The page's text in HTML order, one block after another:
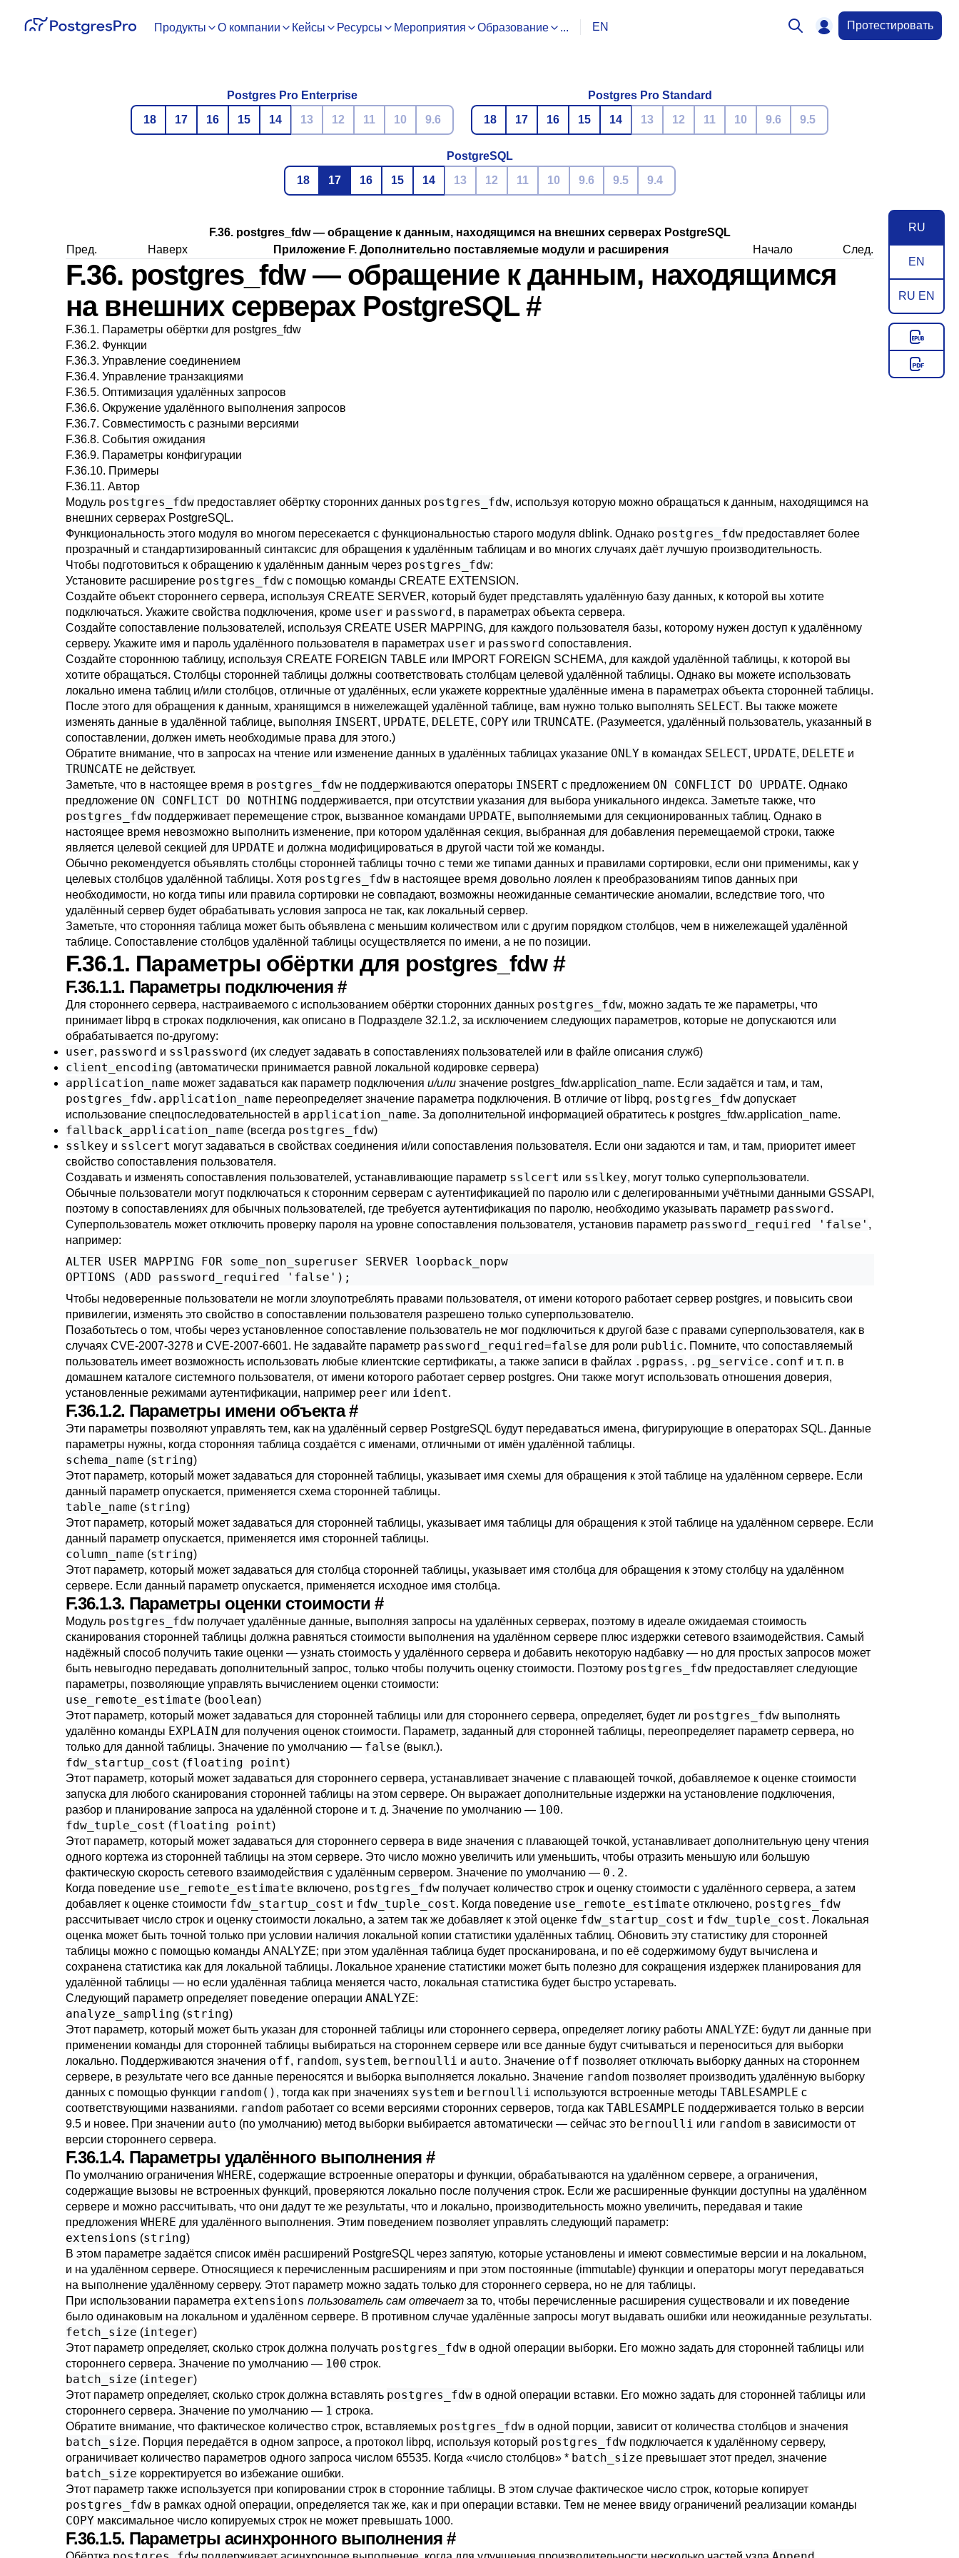
Продукты О компании Кейсы Ресурсы Мероприятия Образование ... EN Протестировать
Postgres Pro Enterprise
18
17 16 15 14 13 12 11 10 9.6
Postgres Pro Standard
18
17 16 15 14 13 12 11 10 9.6 9.5
PostgreSQL
18
17 16 15 14 13 12 11 10 9.6 9.5 9.4
RU
EN
RU EN
F.36. postgres_fdw — обращение к данным, находящимся на внешних серверах PostgreSQL
Пред.
Наверх Приложение F. Дополнительно поставляемые модули и расширения Начало След.
F.36. postgres_fdw — обращение к данным, находящимся
на внешних серверах PostgreSQL #
F.36.1. Параметры обёртки для postgres_fdw
F.36.2. Функции
F.36.3. Управление соединением
F.36.4. Управление транзакциями
F.36.5. Оптимизация удалённых запросов
F.36.6. Окружение удалённого выполнения запросов
F.36.7. Совместимость с разными версиями
F.36.8. События ожидания
F.36.9. Параметры конфигурации
F.36.10. Примеры
F.36.11. Автор
Модуль postgres_fdw предоставляет обёртку сторонних данных postgres_fdw, используя которую можно обращаться к данным, находящимся на
внешних серверах PostgreSQL.
Функциональность этого модуля во многом пересекается с функциональностью старого модуля dblink. Однако postgres_fdw предоставляет более
прозрачный и стандартизированный синтаксис для обращения к удалённым таблицам и во многих случаях даёт лучшую производительность.
Чтобы подготовиться к обращению к удалённым данным через postgres_fdw:
Установите расширение postgres_fdw с помощью команды CREATE EXTENSION .
Создайте объект стороннего сервера, используя CREATE SERVER, который будет представлять удалённую базу данных, к которой вы хотите
подключаться. Укажите свойства подключения, кроме user и password, в параметрах объекта сервера.
Создайте сопоставление пользователей, используя CREATE USER MAPPING, для каждого пользователя базы, которому нужен доступ к удалённому
серверу. Укажите имя и пароль удалённого пользователя в параметрах user и password сопоставления.
Создайте стороннюю таблицу, используя CREATE FOREIGN TABLE или IMPORT FOREIGN SCHEMA, для каждой удалённой таблицы, к которой вы
хотите обращаться. Столбцы сторонней таблицы должны соответствовать столбцам целевой удалённой таблицы. Однако вы можете использовать
локально имена таблиц и/или столбцов, отличные от удалённых, если укажете корректные удалённые имена в параметрах объекта сторонней таблицы.
После этого для обращения к данным, хранящимся в нижележащей удалённой таблице, вам нужно только выполнять SELECT. Вы также можете
изменять данные в удалённой таблице, выполняя INSERT, UPDATE, DELETE, COPY или TRUNCATE. (Разумеется, удалённый пользователь, указанный в
сопоставлении, должен иметь необходимые права для этого.)
Обратите внимание, что в запросах на чтение или изменение данных в удалённых таблицах указание ONLY в командах SELECT, UPDATE, DELETE и
TRUNCATE не действует.
Заметьте, что в настоящее время в postgres_fdw не поддерживаются операторы INSERT с предложением ON CONFLICT DO UPDATE. Однако
предложение ON CONFLICT DO NOTHING поддерживается, при отсутствии указания для выбора уникального индекса. Заметьте также, что
postgres_fdw поддерживает перемещение строк, вызванное командами UPDATE, выполняемыми для секционированных таблиц. Однако в
настоящее время невозможно выполнить изменение, при котором удалённая секция, выбранная для добавления перемещаемой строки, также
является целевой секцией для UPDATE и должна модифицироваться в другой части той же команды.
Обычно рекомендуется объявлять столбцы сторонней таблицы точно с теми же типами данных и правилами сортировки, если они применимы, как у
целевых столбцов удалённой таблицы. Хотя postgres_fdw в настоящее время довольно лоялен к преобразованиям типов данных при
необходимости, но когда типы или правила сортировки не совпадают, возможны неожиданные семантические аномалии, вследствие того, что
удалённый сервер будет обрабатывать условия запроса не так, как локальный сервер.
Заметьте, что сторонняя таблица может быть объявлена с меньшим количеством или с другим порядком столбцов, чем в нижележащей удалённой
таблице. Сопоставление столбцов удалённой таблицы осуществляется по имени, а не по позиции.
F.36.1. Параметры обёртки для postgres_fdw#
F.36.1.1. Параметры подключения #
Для стороннего сервера, настраиваемого с использованием обёртки сторонних данных postgres_fdw, можно задать те же параметры, что
принимает libpq в строках подключения, как описано в Подразделе 32.1.2, за исключением следующих параметров, которые не допускаются или
обрабатывается по-другому:
user, password и sslpassword (их следует задавать в сопоставлениях пользователей или в файле описания служб)
client_encoding (автоматически принимается равной локальной кодировке сервера)
application_name может задаваться как параметр подключения и/или значение postgres_fdw.application_name. Если задаётся и там, и там,
postgres_fdw.application_name переопределяет значение параметра подключения. В отличие от libpq, postgres_fdw допускает
использование спецпоследовательностей в application_name. За дополнительной информацией обратитесь к postgres_fdw.application_name.
fallback_application_name (всегда postgres_fdw)
sslkey и sslcert могут задаваться в свойствах соединения и/или сопоставления пользователя. Если они задаются и там, и там, приоритет имеет
свойство сопоставления пользователя.
Создавать и изменять сопоставления пользователей, устанавливающие параметр sslcert или sslkey, могут только суперпользователи.
Обычные пользователи могут подключаться к сторонним серверам с аутентификацией по паролю или с делегированными учётными данными GSSAPI,
поэтому в сопоставлениях для обычных пользователей, где требуется аутентификация по паролю, необходимо указывать параметр password.
Суперпользователь может отключить проверку пароля на уровне сопоставления пользователя, установив параметр password_required 'false' ,
например:
ALTER USER MAPPING FOR some_non_superuser SERVER loopback_nopw
OPTIONS (ADD password_required 'false');
Чтобы недоверенные пользователи не могли злоупотреблять правами пользователя, от имени которого работает сервер postgres, и повысить свои
привилегии, изменять это свойство в сопоставлении пользователя разрешено только суперпользователю.
Позаботьтесь о том, чтобы через установленное сопоставление пользователь не мог подключиться к другой базе с правами суперпользователя, как в
случаях CVE-2007-3278 и CVE-2007-6601. Не задавайте параметр password_required=false для роли public. Помните, что сопоставляемый
пользователь имеет возможность использовать любые клиентские сертификаты, а также записи в файлах .pgpass, .pg_service.conf и т. п. в
домашнем каталоге системного пользователя, от имени которого работает сервер postgres. Они также могут использовать отношения доверия,
установленные режимами аутентификации, например peer или ident.
F.36.1.2. Параметры имени объекта#
Эти параметры позволяют управлять тем, как на удалённый сервер PostgreSQL будут передаваться имена, фигурирующие в операторах SQL. Данные
параметры нужны, когда сторонняя таблица создаётся с именами, отличными от имён удалённой таблицы.
schema_name (string)
Этот параметр, который может задаваться для сторонней таблицы, указывает имя схемы для обращения к этой таблице на удалённом сервере. Если
данный параметр опускается, применяется схема сторонней таблицы.
table_name (string)
Этот параметр, который может задаваться для сторонней таблицы, указывает имя таблицы для обращения к этой таблице на удалённом сервере. Если
данный параметр опускается, применяется имя сторонней таблицы.
column_name (string)
Этот параметр, который может задаваться для столбца сторонней таблицы, указывает имя столбца для обращения к этому столбцу на удалённом
сервере. Если данный параметр опускается, применяется исходное имя столбца.
F.36.1.3. Параметры оценки стоимости #
Модуль postgres_fdw получает удалённые данные, выполняя запросы на удалённых серверах, поэтому в идеале ожидаемая стоимость
сканирования сторонней таблицы должна равняться стоимости выполнения на удалённом сервере плюс издержки сетевого взаимодействия. Самый
надёжный способ получить такие оценки — узнать стоимость у удалённого сервера и добавить некоторую надбавку — но для простых запросов может
быть невыгодно передавать дополнительный запрос, только чтобы получить оценку стоимости. Поэтому postgres_fdw предоставляет следующие
параметры, позволяющие управлять вычислением оценки стоимости:
use_remote_estimate (boolean)
Этот параметр, который может задаваться для сторонней таблицы или для стороннего сервера, определяет, будет ли postgres_fdw выполнять
удалённо команды EXPLAIN для получения оценок стоимости. Параметр, заданный для сторонней таблицы, переопределяет параметр сервера, но
только для данной таблицы. Значение по умолчанию — false (выкл.).
fdw_startup_cost (floating point)
Этот параметр, который может задаваться для стороннего сервера, устанавливает значение с плавающей точкой, добавляемое к оценке стоимости
запуска для любого сканирования сторонней таблицы на этом сервере. Он выражает дополнительные издержки на установление подключения,
разбор и планирование запроса на удалённой стороне и т. д. Значение по умолчанию — 100.
fdw_tuple_cost (floating point)
Этот параметр, который может задаваться для стороннего сервера в виде значения с плавающей точкой, устанавливает дополнительную цену чтения
одного кортежа из сторонней таблицы на этом сервере. Это число можно увеличить или уменьшить, чтобы отразить меньшую или большую
фактическую скорость сетевого взаимодействия с удалённым сервером. Значение по умолчанию — 0.2.
Когда поведение use_remote_estimate включено, postgres_fdw получает количество строк и оценку стоимости с удалённого сервера, а затем
добавляет к оценке стоимости fdw_startup_cost и fdw_tuple_cost. Когда поведение use_remote_estimate отключено, postgres_fdw
рассчитывает число строк и оценку стоимости локально, а затем так же добавляет к этой оценке fdw_startup_cost и fdw_tuple_cost. Локальная
оценка может быть точной только при условии наличия локальной копии статистики удалённых таблиц. Обновить эту статистику для сторонней
таблицы можно с помощью команды ANALYZE; при этом удалённая таблица будет просканирована, и по её содержимому будут вычислена и
сохранена статистика как для локальной таблицы. Локальное хранение статистики может быть полезно для сокращения издержек планирования для
удалённой таблицы — но если удалённая таблица меняется часто, локальная статистика будет быстро устаревать.
Следующий параметр определяет поведение операции ANALYZE:
analyze_sampling (string)
Этот параметр, который может быть указан для сторонней таблицы или стороннего сервера, определяет логику работы ANALYZE: будут ли данные при
применении команды для сторонней таблицы выбираться на стороннем сервере или все данные будут считываться и переноситься для выборки
локально. Поддерживаются значения off, random, system, bernoulli и auto. Значение off позволяет отключать выборку данных на стороннем
сервере, в результате чего все данные переносятся и выборка выполняется локально. Значение random позволяет производить удалённую выборку
данных с помощью функции random() , тогда как при значениях system и bernoulli используются встроенные методы TABLESAMPLE с
соответствующими названиями. random работает со всеми версиями сторонних серверов, тогда как TABLESAMPLE поддерживается только в версии
9.5 и новее. При значении auto (по умолчанию) метод выборки выбирается автоматически — сейчас это bernoulli или random в зависимости от
версии стороннего сервера.
F.36.1.4. Параметры удалённого выполнения #
По умолчанию ограничения WHERE, содержащие встроенные операторы и функции, обрабатываются на удалённом сервере, а ограничения,
содержащие вызовы не встроенных функций, проверяются локально после получения строк. Если же расширенные функции доступны на удалённом
сервере и можно рассчитывать, что они дадут те же результаты, что и локально, производительность можно увеличить, передавая и такие
предложения WHERE для удалённого выполнения. Этим поведением позволяет управлять следующий параметр:
extensions (string)
В этом параметре задаётся список имён расширений PostgreSQL через запятую, которые установлены и имеют совместимые версии и на локальном,
и на удалённом сервере. Относящиеся к перечисленным расширениям и при этом постоянные (immutable) функции и операторы могут передаваться
на выполнение удалённому серверу. Этот параметр можно задать только для стороннего сервера, но не для таблицы.
При использовании параметра extensions пользователь сам отвечает за то, чтобы перечисленные расширения существовали и их поведение
было одинаковым на локальном и удалённом сервере. В противном случае удалённые запросы могут выдавать ошибки или неожиданные результаты.
fetch_size (integer)
Этот параметр определяет, сколько строк должна получать postgres_fdw в одной операции выборки. Его можно задать для сторонней таблицы или
стороннего сервера. Значение по умолчанию — 100 строк.
batch_size (integer)
Этот параметр определяет, сколько строк должна вставлять postgres_fdw в одной операции вставки. Его можно задать для сторонней таблицы или
стороннего сервера. Значение по умолчанию — 1 строка.
Обратите внимание, что фактическое количество строк, вставляемых postgres_fdw в одной порции, зависит от количества столбцов и значения
batch_size. Порция передаётся в одном запросе, а протокол libpq, используя который postgres_fdw подключается к удалённому серверу,
ограничивает количество параметров одного запроса числом 65535. Когда «число столбцов» * batch_size превышает этот предел, значение
batch_size корректируется во избежание ошибки.
Этот параметр также используется при копировании строк в сторонние таблицы. В этом случае фактическое число строк, которые копирует
postgres_fdw в рамках одной операции, определяется так же, как и при операции вставки. Тем не менее ввиду ограничений реализации команды
COPY максимальное число копируемых строк не может превышать 1000.
F.36.1.5. Параметры асинхронного выполнения #